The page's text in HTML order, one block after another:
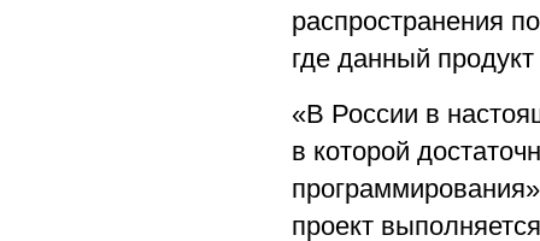
распространения
где данный
«В России в
в которой
проект